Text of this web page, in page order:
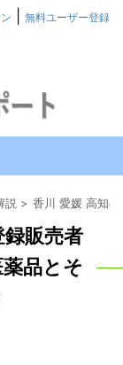
無料ユーザー登録
説 > 香川 愛媛 高知
販売者
品とそ